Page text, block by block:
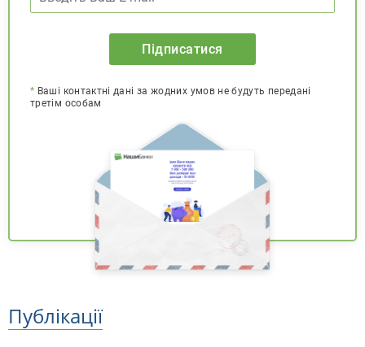
Підписатися
* Ваші контактні дані за жодних умов не будуть передані
третім особам
Публікації